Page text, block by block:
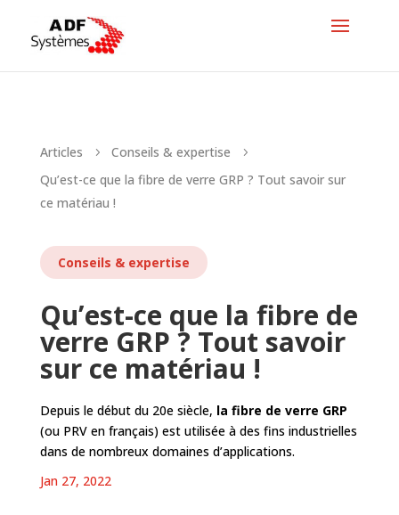
Articles 5 Conseils & expertise 5
Qu’est-ce que la fibre de verre GRP ? Tout savoir sur
ce matériau !
Conseils & expertise
Qu’est-ce que la fibre de
verre GRP ? Tout savoir
sur ce matériau !
Depuis le début du 20e siècle, la fibre de verre GRP
(ou PRV en français) est utilisée à des fins industrielles
dans de nombreux domaines d’applications.
Jan 27, 2022